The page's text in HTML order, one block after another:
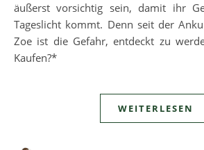
äußerst vorsichtig sein, damit ihr
Tageslicht kommt. Denn seit der
Zoe ist die Gefahr, entdeckt zu
Kaufen?*
WEITERLESEN